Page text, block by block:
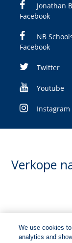
Jonathan
Facebook
NB
Facebook
Twitter
Youtube
Instagram
Verkope
We use cookies
analytics and